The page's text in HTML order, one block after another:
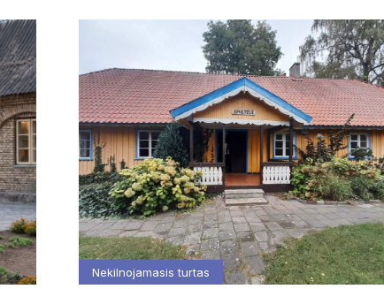
Nekilnojamasis turtas